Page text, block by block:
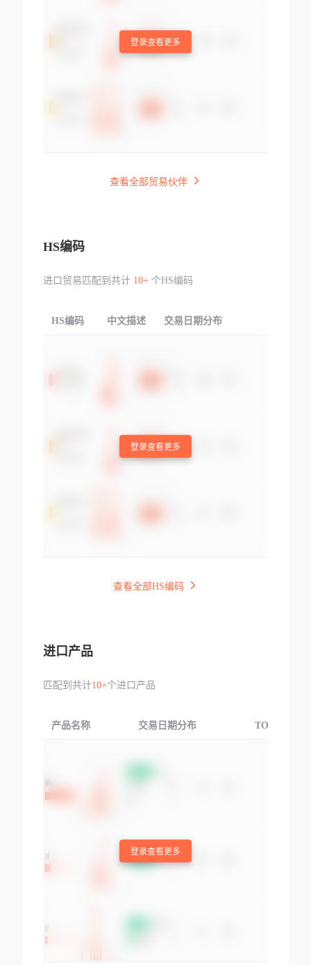
登录查看更多
查看全部贸易伙伴
HS编码
进口贸易匹配到共计 10+个HS编码
HS编码 中文描述 交易日期分布
登录查看更多
查看全部HS编码
进口产品
匹配到共计10+个进口产品
产品名称 交易日期分布 TOP3交易国
登录查看更多